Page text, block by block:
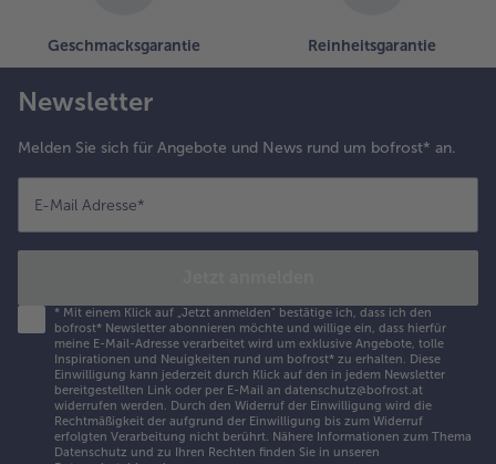
Geschmacksgarantie Reinheitsgarantie
Newsletter
Melden Sie sich für Angebote und News rund um bofrost* an.
E-Mail Adresse*
* Mit einem Klick auf „Jetzt anmelden" bestätige ich, dass ich den
bofrost* Newsletter abonnieren möchte und willige ein, dass hierfür
meine E-Mail-Adresse verarbeitet wird um exklusive Angebote, tolle
Inspirationen und Neuigkeiten rund um bofrost* zu erhalten. Diese
Einwilligung kann jederzeit durch Klick auf den in jedem Newsletter
bereitgestellten Link oder per E-Mail an datenschutz@bofrost.at
widerrufen werden. Durch den Widerruf der Einwilligung wird die
Rechtmäßigkeit der aufgrund der Einwilligung bis zum Widerruf
erfolgten Verarbeitung nicht berührt. Nähere Informationen zum Thema
Datenschutz und zu Ihren Rechten finden Sie in unseren